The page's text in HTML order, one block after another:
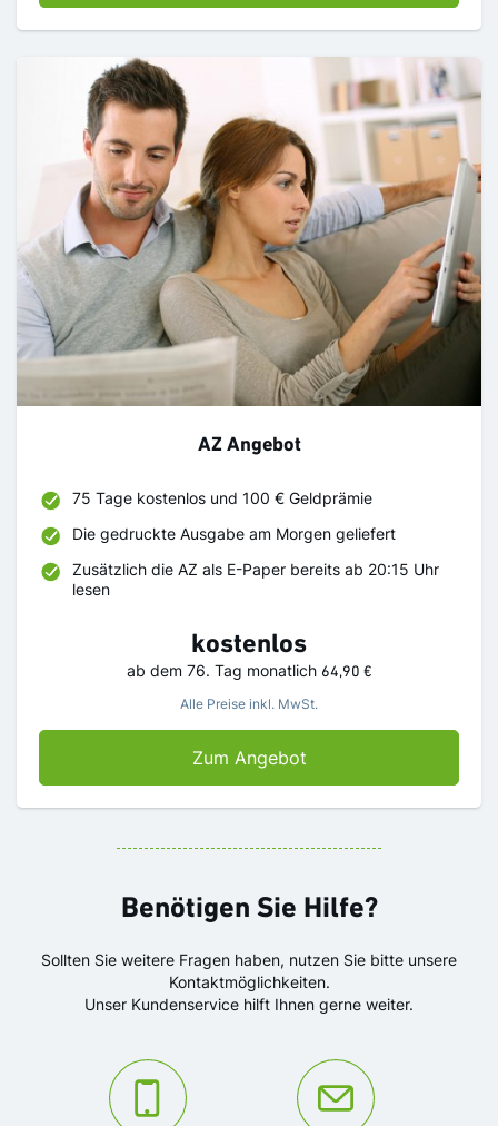
AZ Angebot
75 Tage kostenlos und 100 € Geldprämie
Die gedruckte Ausgabe am Morgen geliefert
Zusätzlich die AZ als E-Paper bereits ab 20:15 Uhr
lesen
kostenlos
ab dem 76. Tag monatlich 64,90 €
Alle Preise inkl. MwSt.
Zum AngebotAZ Angebot
Benötigen Sie Hilfe?
Sollten Sie weitere Fragen haben, nutzen Sie bitte unsere
Kontaktmöglichkeiten.
Unser Kundenservice hilft Ihnen gerne weiter.